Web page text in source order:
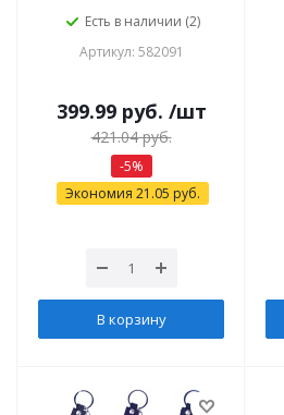
Есть в наличии (2)
Артикул: 582091
399.99руб. /шт
421.04руб.
-5%
Экономия 21.05 руб.
В корзину